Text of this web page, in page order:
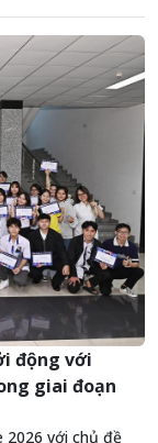
động với
giai đoạn
2026 với chủ đề